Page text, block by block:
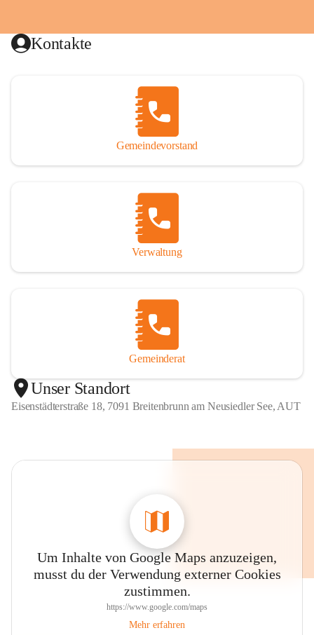
Kontakte
Gemeindevorstand
Verwaltung
Gemeinderat
Unser Standort
Eisenstädterstraße 18, 7091 Breitenbrunn am Neusiedler See, AUT
Um Inhalte von Google Maps anzuzeigen,
musst du der Verwendung externer Cookies
zustimmen.
https://www.google.com/maps
Mehr erfahren